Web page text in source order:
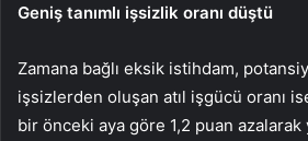
Geniş tanımlı işsizlik oranı düştü
Zamana bağlı eksik istihdam,
işsizlerden oluşan atıl işgücü oranı
bir önceki aya göre 1,2 puan azalarak